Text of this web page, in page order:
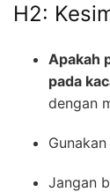
H2:
Apakah
pada
dengan
Gunakan
Jangan